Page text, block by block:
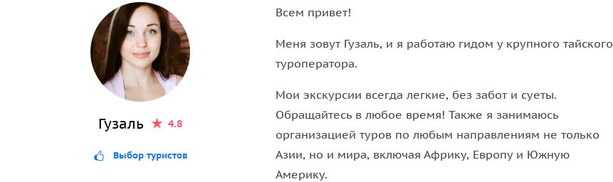
уединенные пляжи создают пейзажи, которые кажутся нереальными. Вы пройдете по следам
легенд, оказавшись у знаменитого
атмосферу деревни морских кочевников.
Особое удовольствие подарит
единения с природой. Далее маршрут перенесет вас к лучшим пляжам Краби, где мягкий песок и
бирюзовая вода идеально подходят для отдыха и купания.
Кульминацией дня станет архипелаг Пхи-Пхи
— символ тропического рая. Вас ждут лазурные лагуны,
живописные бухты и места, знакомые по культовым фильмам. Здесь природа раскрывается во всей
Гузаль 4.8
Выбор туристов
Всем привет!
Меня зовут Гузаль, и я работаю гидом у крупного тайского
туроператора.
Мои экскурсии всегда легкие, без забот и суеты.
Обращайтесь в любое время! Также я занимаюсь
организацией туров по любым направлениям не только
Азии, но и мира, включая Африку, Европу и Южную
Америку.